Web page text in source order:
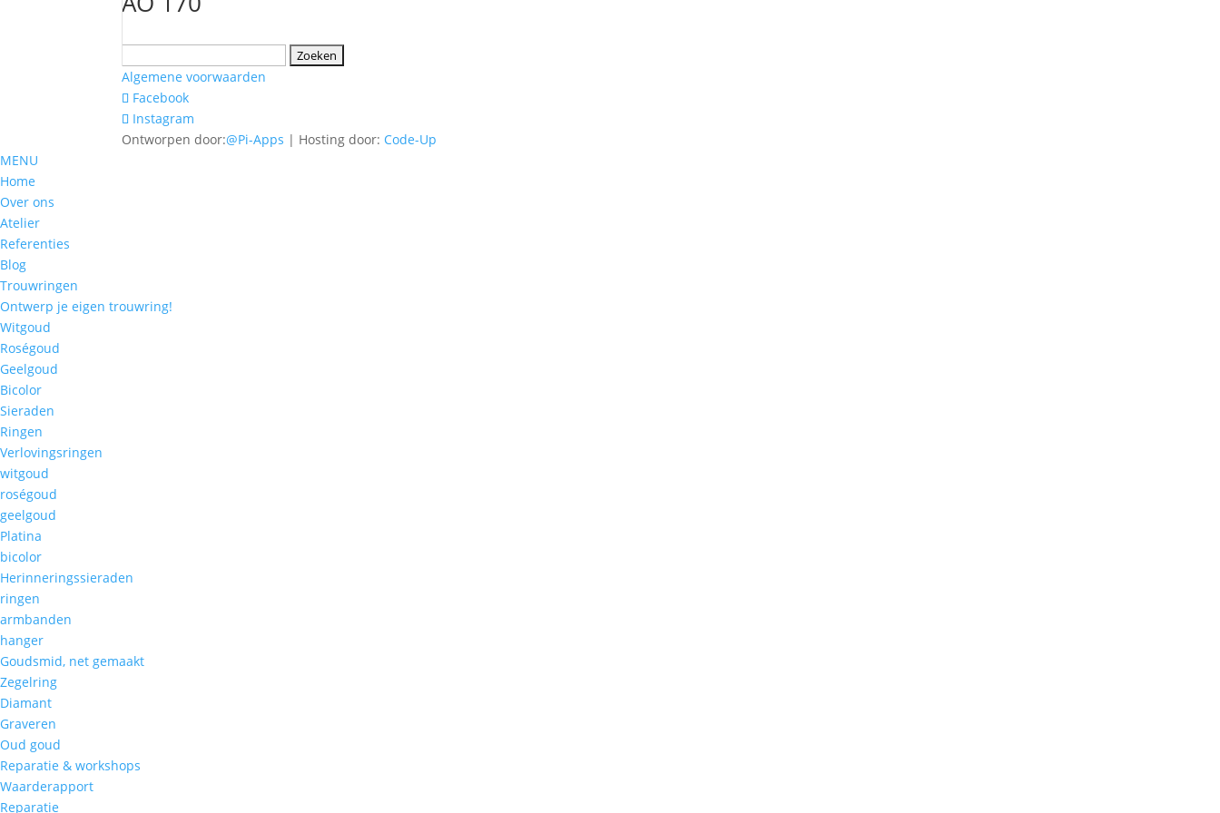
naar:
Algemene voorwaarden
Facebook
Instagram
Ontworpen door:@Pi-Apps | Hosting door: Code-Up
MENU
Home
Over ons
Atelier
Referenties
Blog
Trouwringen
Ontwerp je eigen trouwring!
Witgoud
Roségoud
Geelgoud
Bicolor
Sieraden
Ringen
Verlovingsringen
witgoud
roségoud
geelgoud
Platina
bicolor
Herinneringssieraden
ringen
armbanden
hanger
Goudsmid, net gemaakt
Zegelring
Diamant
Graveren
Oud goud
Reparatie & workshops
Waarderapport
Reparatie